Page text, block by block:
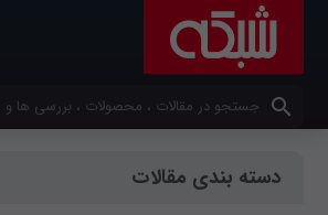
کلمات کلیدی خود را وارد کنید
دسته بندی مقالات